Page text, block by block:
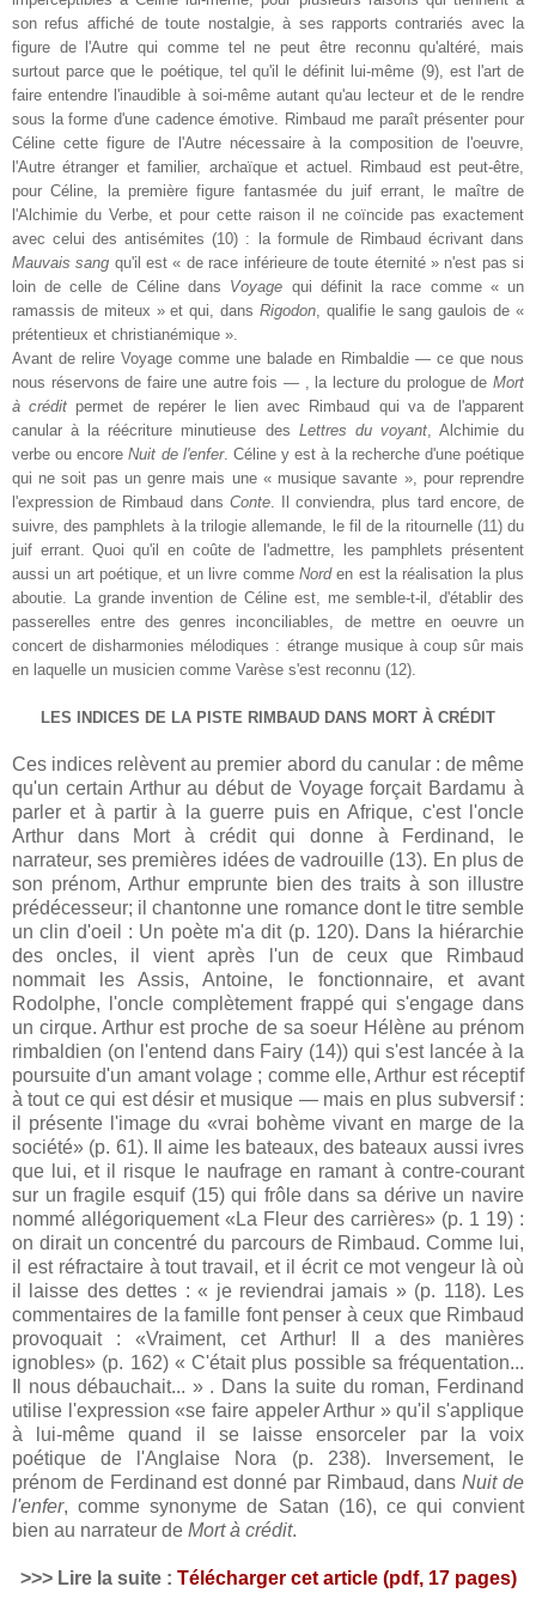
son refus affiché de toute nostalgie, à ses rapports contrariés avec la
figure de l'Autre qui comme tel ne peut être reconnu qu'altéré, mais
surtout parce que le poétique, tel qu'il le définit lui-même (9), est l'art de
faire entendre l'inaudible à soi-même autant qu'au lecteur et de le rendre
sous la forme d'une cadence émotive. Rimbaud me paraît présenter pour
Céline cette figure de l'Autre nécessaire à la composition de l'oeuvre,
l'Autre étranger et familier, archaïque et actuel. Rimbaud est peut-être,
pour Céline, la première figure fantasmée du juif errant, le maître de
l'Alchimie du Verbe, et pour cette raison il ne coïncide pas exactement
avec celui des antisémites (10) : la formule de Rimbaud écrivant dans
Mauvais sang qu'il est « de race inférieure de toute éternité » n'est pas si
loin de celle de Céline dans Voyage qui définit la race comme « un
ramassis de miteux » et qui, dans Rigodon, qualifie le sang gaulois de «
prétentieux et christianémique ».
Avant de relire Voyage comme une balade en Rimbaldie — ce que nous
nous réservons de faire une autre fois — , la lecture du prologue de Mort
à crédit permet de repérer le lien avec Rimbaud qui va de l'apparent
canular à la réécriture minutieuse des Lettres du voyant, Alchimie du
verbe ou encoreNuit de l'enfer. Céline y est à la recherche d'une poétique
qui ne soit pas un genre mais une « musique savante », pour reprendre
l'expression de Rimbaud dans Conte. Il conviendra, plus tard encore, de
suivre, des pamphlets à la trilogie allemande, le fil de la ritournelle (11) du
juif errant. Quoi qu'il en coûte de l'admettre, les pamphlets présentent
aussi un art poétique, et un livre comme Norden est la réalisation la plus
aboutie. La grande invention de Céline est, me semble-t-il, d'établir des
passerelles entre des genres inconciliables, de mettre en oeuvre un
concert de disharmonies mélodiques : étrange musique à coup sûr mais
en laquelle un musicien comme Varèse s'est reconnu (12).
LES INDICES DE LA PISTE RIMBAUD DANS MORT À CRÉDIT
Ces indices relèvent au premier abord du canular : de même
qu'un certain Arthur au début de Voyage forçait Bardamu à
parler et à partir à la guerre puis en Afrique, c'est l'oncle
Arthur dans Mort à crédit qui donne à Ferdinand, le
narrateur, ses premières idées de vadrouille (13). En plus de
son prénom, Arthur emprunte bien des traits à son illustre
prédécesseur; il chantonne une romance dont le titre semble
un clin d'oeil : Un poète m'a dit (p. 120). Dans la hiérarchie
des oncles, il vient après l'un de ceux que Rimbaud
nommait les Assis, Antoine, le fonctionnaire, et avant
Rodolphe, l'oncle complètement frappé qui s'engage dans
un cirque. Arthur est proche de sa soeur Hélène au prénom
rimbaldien (on l'entend dans Fairy (14)) qui s'est lancée à la
poursuite d'un amant volage ; comme elle, Arthur est réceptif
à tout ce qui est désir et musique — mais en plus subversif :
il présente l'image du «vrai bohème vivant en marge de la
société» (p. 61). Il aime les bateaux, des bateaux aussi ivres
que lui, et il risque le naufrage en ramant à contre-courant
sur un fragile esquif (15) qui frôle dans sa dérive un navire
nommé allégoriquement «La Fleur des carrières» (p. 1 19) :
on dirait un concentré du parcours de Rimbaud. Comme lui,
il est réfractaire à tout travail, et il écrit ce mot vengeur là où
il laisse des dettes : « je reviendrai jamais » (p. 118). Les
commentaires de la famille font penser à ceux que Rimbaud
provoquait : «Vraiment, cet Arthur! Il a des manières
ignobles» (p. 162) « C'était plus possible sa fréquentation...
Il nous débauchait... » . Dans la suite du roman, Ferdinand
utilise l'expression «se faire appeler Arthur » qu'il s'applique
à lui-même quand il se laisse ensorceler par la voix
poétique de l'Anglaise Nora (p. 238). Inversement, le
prénom de Ferdinand est donné par Rimbaud, dansNuit de
l'enfer, comme synonyme de Satan (16), ce qui convient
bien au narrateur de Mort à crédit.
>>> Lire la suite : Tél écharger cet article (pdf, 17 pages)